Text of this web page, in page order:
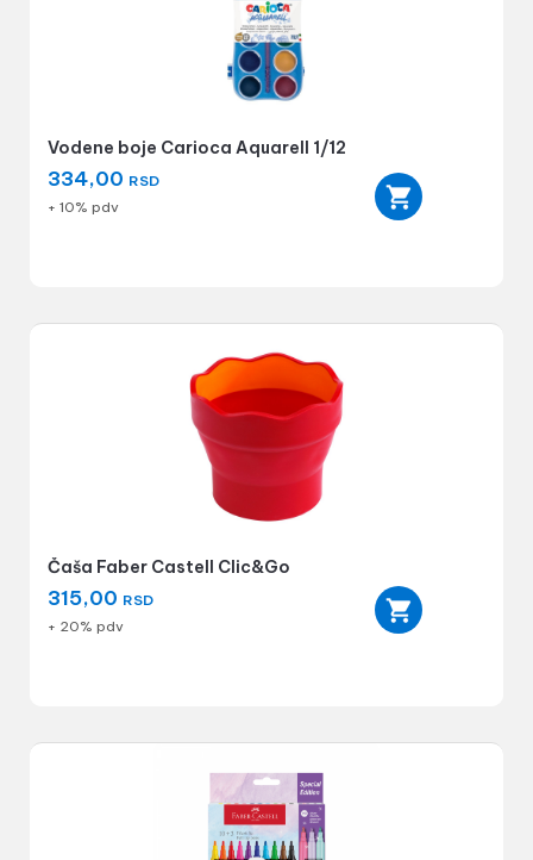
Vodene boje Carioca Aquarell 1/12
334,00 RSD
+ 10% pdv
Čaša Faber Castell Clic&Go
315,00 RSD
+ 20% pdv